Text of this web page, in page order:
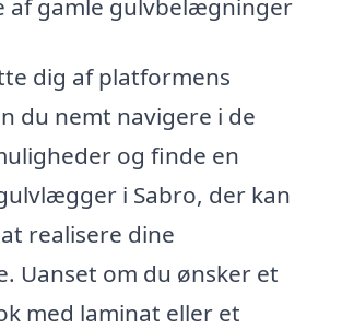
af gamle gulvbelægninger
dig af platformens
du nemt navigere i de
og finde en
i Sabro, der kan
realisere dine
Uanset om du ønsker et
med laminat eller et